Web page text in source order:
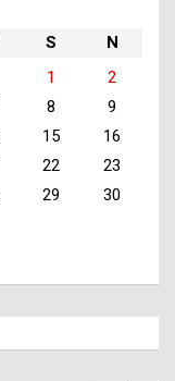
S
N
1
2
8
9
15
16
22
23
29
30